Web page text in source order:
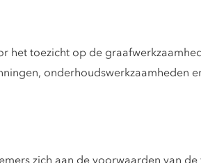
het toezicht op de
onderhoudswerkzaamheden
zich aan de voorwaarden van